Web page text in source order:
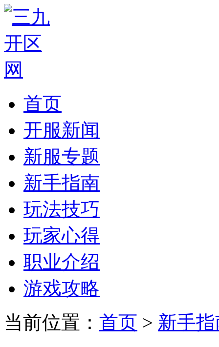
首页
开服新闻
新服专题
新手指南
玩法技巧
玩家心得
职业介绍
游戏攻略
当前位置： 首页 > 新手